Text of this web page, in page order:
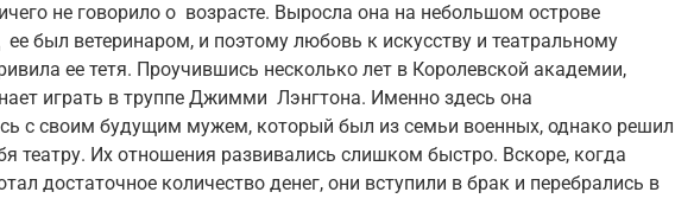
не говорило о возрасте. Выросла она на небольшом острове
был ветеринаром, и поэтому любовь к искусству и театральному
ее тетя. Проучившись несколько лет в Королевской академии,
играть в труппе Джимми Лэнгтона. Именно здесь она
с своим будущим мужем, который был из семьи военных, однако решил
театру. Их отношения развивались слишком быстро. Вскоре, когда
достаточное количество денег, они вступили в брак и перебрались в